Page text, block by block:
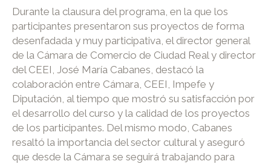
Durante la clausura del programa, en la que los
participantes presentaron sus proyectos de forma
desenfadada y muy participativa, el director general
de la Cámara de Comercio de Ciudad Real y director
del CEEI, José María Cabanes, destacó la
colaboración entre Cámara, CEEI, Impefe y
Diputación, al tiempo que mostró su satisfacción por
el desarrollo del curso y la calidad de los proyectos
de los participantes. Del mismo modo, Cabanes
resaltó la importancia del sector cultural y aseguró
que desde la Cámara se seguirá trabajando para